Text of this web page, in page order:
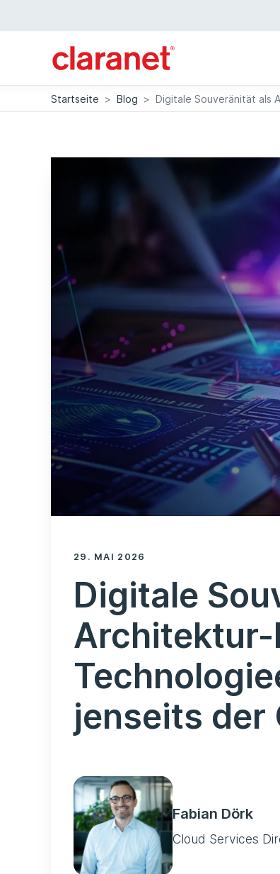
Startseite > Blog > Digitale Souveränität als
29. MAI 2026
Digitale
Architektur-
jenseits
Fabian Dörk
Cloud Services